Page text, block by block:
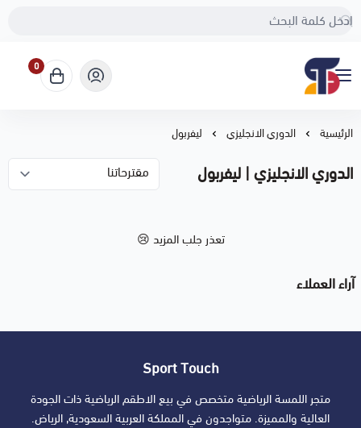
Sport Touch
0
الرئيسية الدوري الانجليزي ليفربول
الدوري الانجليزي | ليفربول
تعذر جلب المزيد 😢
آراء العملاء
Sport Touch
متجر اللمسة الرياضية متخصص في بيع الاطقم الرياضية ذات الجودة
العالية والمميزة. متواجدون في المملكة العربية السعودية, الرياض.